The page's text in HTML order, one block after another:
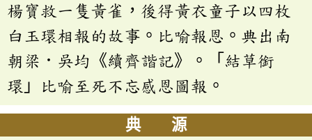
楊寶救一隻黃雀，後得黃衣童子以四枚
白玉環相報的故事。比喻報恩。典出南
朝梁．吳均《續齊諧記》。「結草銜
環」比喻至死不忘感恩圖報。
典 源